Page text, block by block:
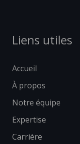
Liens utiles
Accueil
À propos
Notre équipe
Expertise
Carrière